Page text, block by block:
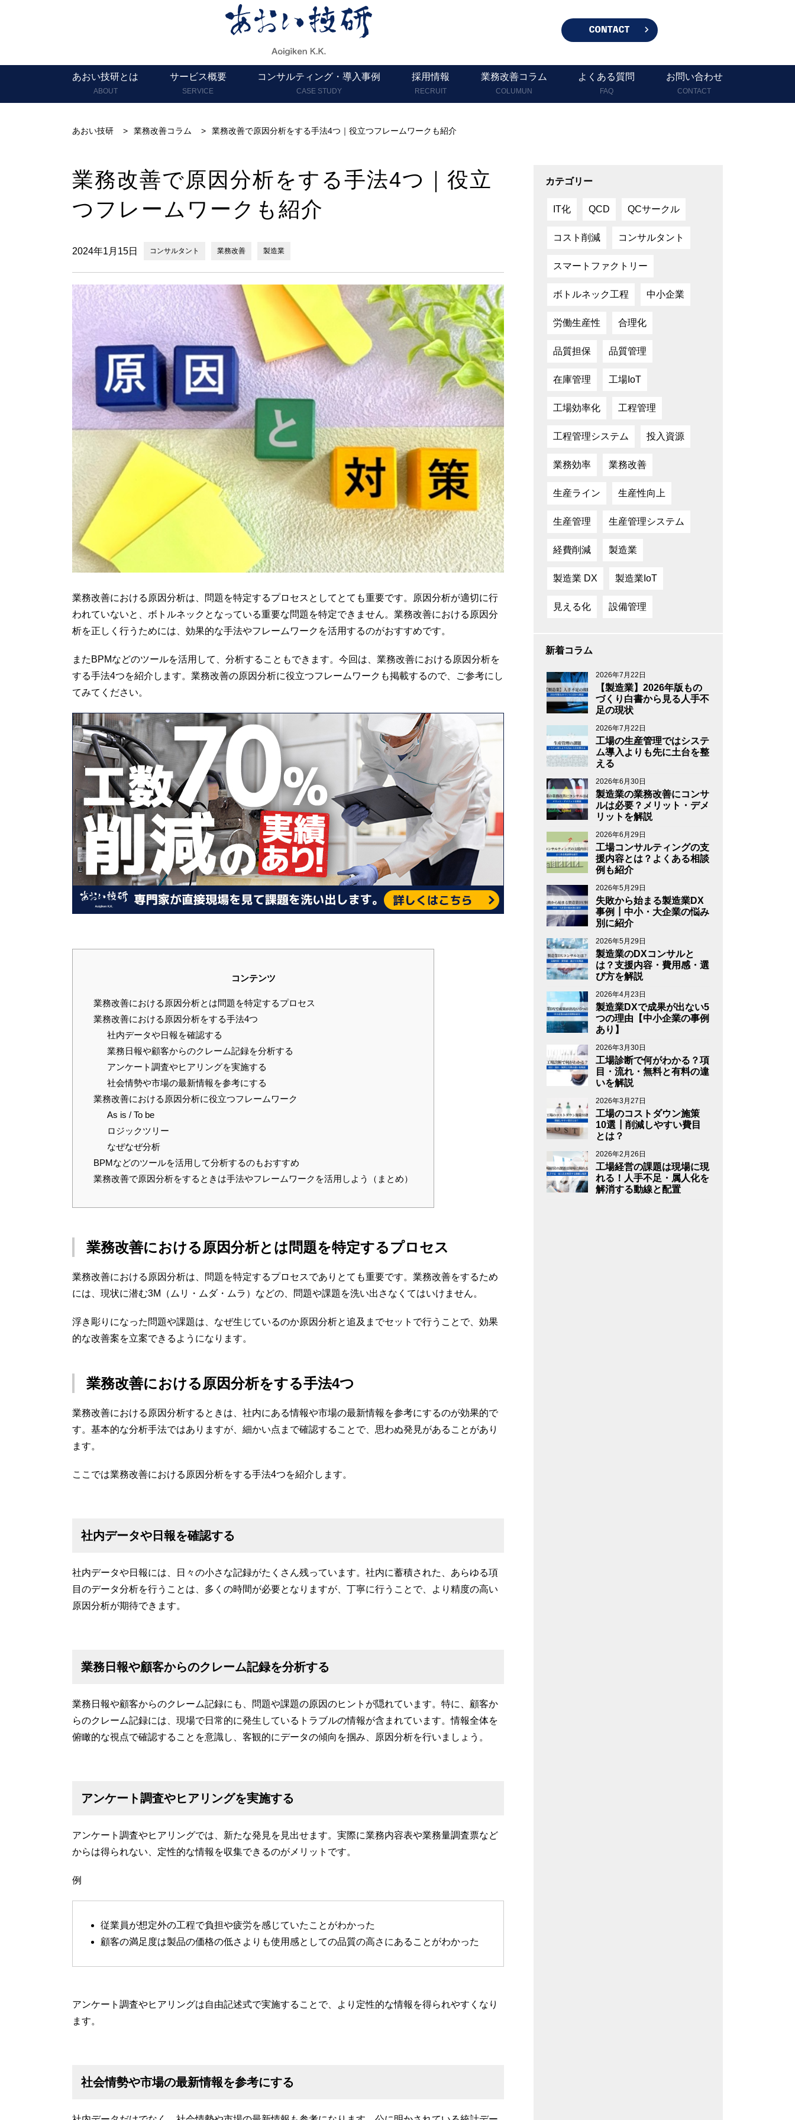
あおい技研とは
ABOUT
サービス概要
SERVICE
コンサルティング・導入事例
CASE STUDY
採用情報
RECRUIT
業務改善コラム
COLUMUN
よくある質問
FAQ
お問い合わせ
CONTACT
あおい技研 > 業務改善コラム > 業務改善で原因分析をする手法4つ｜役立つフレームワークも紹介
業務改善で原因分析をする手法4つ｜役立
つフレームワークも紹介
2024年1月15日 コンサルタント 業務改善 製造業
業務改善における原因分析は、問題を特定するプロセスとしてとても重要です。原因分析が適切に行
われていないと、ボトルネックとなっている重要な問題を特定できません。業務改善における原因分
析を正しく行うためには、効果的な手法やフレームワークを活用するのがおすすめです。
またBPMなどのツールを活用して、分析することもできます。今回は、業務改善における原因分析を
する手法4つを紹介します。業務改善の原因分析に役立つフレームワークも掲載するので、ご参考にし
てみてください。
コンテンツ
業務改善における原因分析とは問題を特定するプロセス
業務改善における原因分析をする手法4つ
社内データや日報を確認する
業務日報や顧客からのクレーム記録を分析する
アンケート調査やヒアリングを実施する
社会情勢や市場の最新情報を参考にする
業務改善における原因分析に役立つフレームワーク
As is / To be
ロジックツリー
なぜなぜ分析
BPMなどのツールを活用して分析するのもおすすめ
業務改善で原因分析をするときは手法やフレームワークを活用しよう（まとめ）
業務改善における原因分析とは問題を特定するプロセス
業務改善における原因分析は、問題を特定するプロセスでありとても重要です。業務改善をするため
には、現状に潜む3M（ムリ・ムダ・ムラ）などの、問題や課題を洗い出さなくてはいけません。
浮き彫りになった問題や課題は、なぜ生じているのか原因分析と追及までセットで行うことで、効果
的な改善案を立案できるようになります。
業務改善における原因分析をする手法4つ
業務改善における原因分析するときは、社内にある情報や市場の最新情報を参考にするのが効果的で
す。基本的な分析手法ではありますが、細かい点まで確認することで、思わぬ発見があることがあり
ます。
ここでは業務改善における原因分析をする手法4つを紹介します。
社内データや日報を確認する
社内データや日報には、日々の小さな記録がたくさん残っています。社内に蓄積された、あらゆる項
目のデータ分析を行うことは、多くの時間が必要となりますが、丁寧に行うことで、より精度の高い
原因分析が期待できます。
業務日報や顧客からのクレーム記録を分析する
業務日報や顧客からのクレーム記録にも、問題や課題の原因のヒントが隠れています。特に、顧客か
らのクレーム記録には、現場で日常的に発生しているトラブルの情報が含まれています。情報全体を
俯瞰的な視点で確認することを意識し、客観的にデータの傾向を掴み、原因分析を行いましょう。
アンケート調査やヒアリングを実施する
アンケート調査やヒアリングでは、新たな発見を見出せます。実際に業務内容表や業務量調査票など
からは得られない、定性的な情報を収集できるのがメリットです。
例
従業員が想定外の工程で負担や疲労を感じていたことがわかった
顧客の満足度は製品の価格の低さよりも使用感としての品質の高さにあることがわかった
アンケート調査やヒアリングは自由記述式で実施することで、より定性的な情報を得られやすくなり
ます。
社会情勢や市場の最新情報を参考にする
カテゴリー
IT化 QCD QCサークル
コスト削減 コンサルタント
スマートファクトリー
ボトルネック工程 中小企業
労働生産性 合理化
品質担保 品質管理
在庫管理 工場IoT
工場効率化 工程管理
工程管理システム 投入資源
業務効率 業務改善
生産ライン 生産性向上
生産管理 生産管理システム
経費削減 製造業
製造業 DX 製造業IoT
見える化 設備管理
新着コラム
2026年7月22日
【製造業】2026年版もの
づくり白書から見る人手不
足の現状
2026年7月22日
工場の生産管理ではシステ
ム導入よりも先に土台を整
える
2026年6月30日
製造業の業務改善にコンサ
ルは必要？メリット・デメ
リットを解説
2026年6月29日
工場コンサルティングの支
援内容とは？よくある相談
例も紹介
2026年5月29日
失敗から始まる製造業DX
事例┃中小・大企業の悩み
別に紹介
2026年5月29日
製造業のDXコンサルと
は？支援内容・費用感・選
び方を解説
2026年4月23日
製造業DXで成果が出ない5
つの理由【中小企業の事例
あり】
2026年3月30日
工場診断で何がわかる？項
目・流れ・無料と有料の違
いを解説
2026年3月27日
工場のコストダウン施策
10選┃削減しやすい費目
とは？
2026年2月26日
工場経営の課題は現場に現
れる！人手不足・属人化を
解消する動線と配置